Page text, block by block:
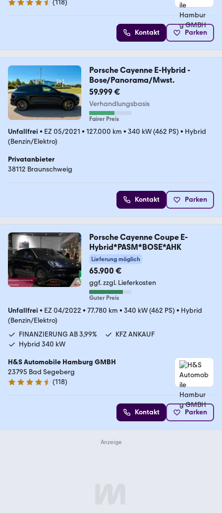
4.6 Sterne (118)
Kontakt Parken
Porsche Cayenne E-Hybrid -
Bose/Panorama/Mwst.
59.999 €
Verhandlungsbasis
Fairer Preis
Unfallfrei • EZ 05/2021 • 127.000 km • 340 kW (462 PS) • Hybrid
(Benzin/Elektro)
Privatanbieter
38112 Braunschweig
Kontakt Parken
Porsche Cayenne Coupe E-
Hybrid*PASM*BOSE*AHK
Lieferung möglich
65.900 €
ggf. zzgl. Lieferkosten
Guter Preis
Unfallfrei • EZ 04/2022 • 77.780 km • 340 kW (462 PS) • Hybrid
(Benzin/Elektro)
FINANZIERUNG AB 3,99%
KFZ ANKAUF
Hybrid 340 kW
H&S Automobile Hamburg GMBH
23795 Bad Segeberg
4.6 Sterne
(118)
Kontakt Parken